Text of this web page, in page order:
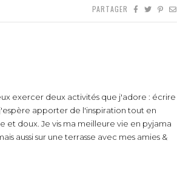
PARTAGER
exercer deux activités que j'adore : écrire
apporter de l'inspiration tout en
et doux. Je vis ma meilleure vie en pyjama
aussi sur une terrasse avec mes amies &